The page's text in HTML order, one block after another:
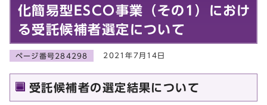
化簡易型ESCO事業（その1）におけ
る受託候補者選定について
ページ番号284298 2021年7月14日
受託候補者の選定結果について